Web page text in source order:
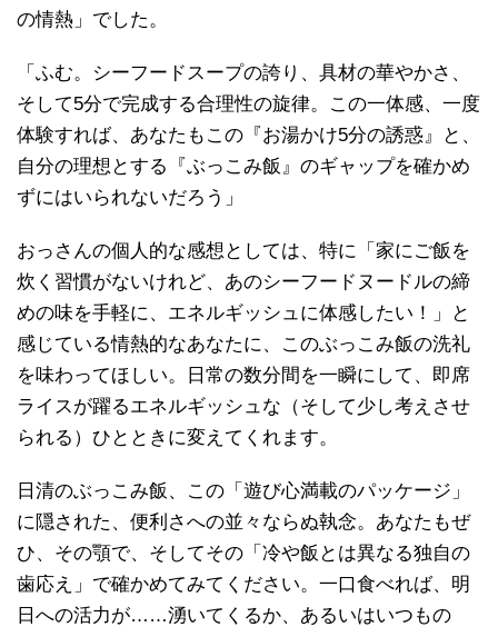
の情熱」でした。
「ふむ。シーフードスープの誇り、具材の華やかさ、
そして5分で完成する合理性の旋律。この一体感、一度
体験すれば、あなたもこの『お湯かけ5分の誘惑』と、
自分の理想とする『ぶっこみ飯』のギャップを確かめ
ずにはいられないだろう」
おっさんの個人的な感想としては、特に「家にご飯を
炊く習慣がないけれど、あのシーフードヌードルの締
めの味を手軽に、エネルギッシュに体感したい！」と
感じている情熱的なあなたに、このぶっこみ飯の洗礼
を味わってほしい。日常の数分間を一瞬にして、即席
ライスが躍るエネルギッシュな（そして少し考えさせ
られる）ひとときに変えてくれます。
日清のぶっこみ飯、この「遊び心満載のパッケージ」
に隠された、便利さへの並々ならぬ執念。あなたもぜ
ひ、その顎で、そしてその「冷や飯とは異なる独自の
歯応え」で確かめてみてください。一口食べれば、明
日への活力が……湧いてくるか、あるいはいつもの